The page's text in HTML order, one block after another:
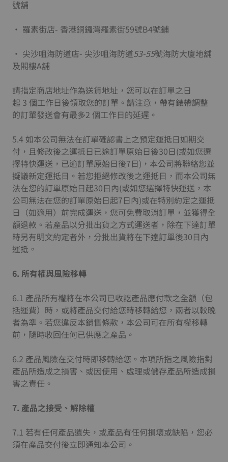
號舖
• 羅素街店- 香港銅鑼灣羅素街59號B4號鋪
• 尖沙咀海防道店- 尖沙咀海防道53-55號海防大廈地舖
及閣樓A舖
請指定商店地址作為送貨地址，您可以在訂單之日
起 3 個工作日後領取您的訂單。請注意，帶有錶帶調整
的訂單發送會有最多2 個工作日的延遲。
5.4 如本公司無法在訂單確認書上之預定運抵日如期交
付，且修改後之運抵日已逾訂單原始日後30日(或如您選
擇特快運送，已逾訂單原始日後7日)，本公司將聯絡您並
擬議新定運抵日。若您拒絕修改後之運抵日，而本公司無
法在您的訂單原始日起30日內(或如您選擇特快運送，本
公司無法在您的訂單原始日起7日內)或在特別約定之運抵
日（如適用）前完成運送，您可免費取消訂單，並獲得全
額退款。若產品以分批出貨之方式運送者，除在下達訂單
時另有明文約定者外，分批出貨將在下達訂單後30日內
運抵。
6. 所有權與風險移轉
6.1 產品所有權將在本公司已收訖產品應付款之全額（包
括運費）時，或將產品交付給您時移轉給您，兩者以較晚
者為準。若您違反本銷售條款，本公司可在所有權移轉
前，隨時收回任何已供應之產品。
6.2 產品風險在交付時即移轉給您。本項所指之風險指對
產品所造成之損害、或因使用、處理或儲存產品所造成損
害之責任。
7. 產品之接受、解除權
7.1 若有任何產品遺失，或產品有任何損壞或缺陷，您必
須在產品交付後立即通知本公司。